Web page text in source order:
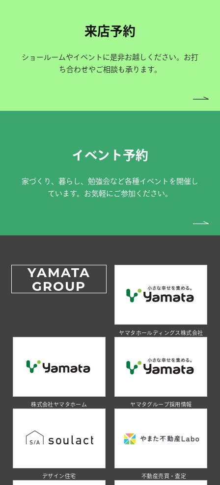
来店予約
ショールームやイベントに是非お越しください。お打
ち合わせやご相談も承ります。
イベント予約
家づくり、暮らし、勉強会など各種イベントを開催し
ています。お気軽にご参加ください。
YAMATA
GROUP
ヤマタホールディングス株式会社
株式会社ヤマタホーム ヤマタグループ採用情報
デザイン住宅 不動産売買・査定